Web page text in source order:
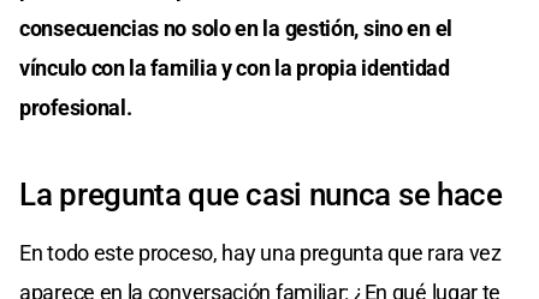
consecuencias no solo en la gestión, sino en el
vínculo con la familia y con la propia identidad
profesional.
La pregunta que casi nunca se hace
En todo este proceso, hay una pregunta que rara vez
aparece en la conversación familiar: ¿En qué lugar te